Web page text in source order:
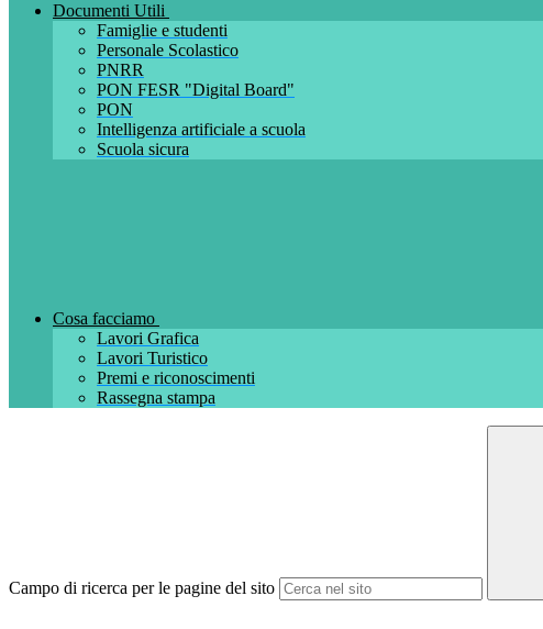
Documenti Utili
Famiglie e studenti
Personale Scolastico
PNRR
PON FESR "Digital Board"
PON
Intelligenza artificiale a scuola
Scuola sicura
Cosa facciamo
Lavori Grafica
Lavori Turistico
Premi e riconoscimenti
Rassegna stampa
Campo di ricerca per le pagine del sito